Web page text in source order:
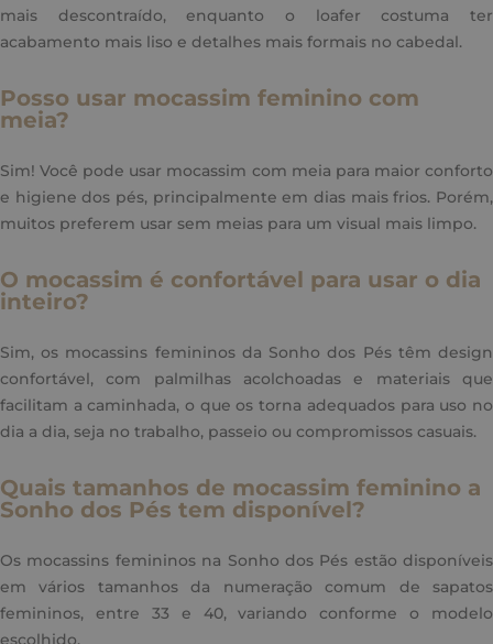
mais descontraído, enquanto o loafer costuma ter
acabamento mais liso e detalhes mais formais no cabedal.
Posso usar mocassim feminino com
meia?
Sim! Você pode usar mocassim com meia para maior conforto
e higiene dos pés, principalmente em dias mais frios. Porém,
muitos preferem usar sem meias para um visual mais limpo.
O mocassim é confortável para usar o dia
inteiro?
Sim, os mocassins femininos da Sonho dos Pés têm design
confortável, com palmilhas acolchoadas e materiais que
facilitam a caminhada, o que os torna adequados para uso no
dia a dia, seja no trabalho, passeio ou compromissos casuais.
Quais tamanhos de mocassim feminino a
Sonho dos Pés tem disponível?
Os mocassins femininos na Sonho dos Pés estão disponíveis
em vários tamanhos da numeração comum de sapatos
femininos, entre 33 e 40, variando conforme o modelo
escolhido.